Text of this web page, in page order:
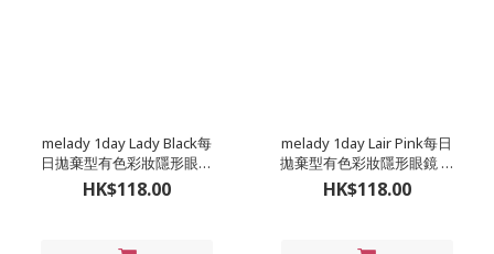
melady 1day Lady Black每
日拋棄型有色彩妝隱形眼鏡
(1盒10片)
HK$118.00
melady 1day Lair Pink每日
拋棄型有色彩妝隱形眼鏡 (1
盒10片)
HK$118.00